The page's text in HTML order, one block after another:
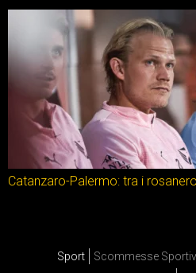
Catanzaro-Palermo: tra i
Sport Scommesse